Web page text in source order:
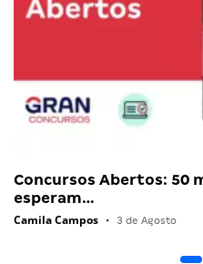
Concursos Abertos: 50
esperam…
Camila Campos • 3 de Agosto